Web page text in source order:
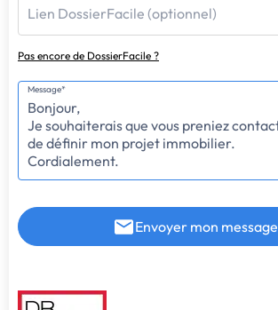
Lien DossierFacile (optionnel)
Pas encore de DossierFacile ?
Message*
Envoyer mon message